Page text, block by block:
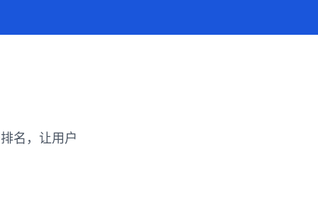
名，让用户